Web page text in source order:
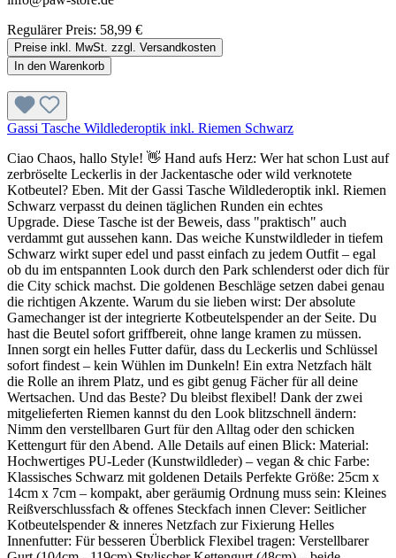
Regulärer Preis: 58,99 €
Preise inkl. MwSt. zzgl. Versandkosten
In den Warenkorb
Gassi Tasche Wildlederoptik inkl. Riemen Schwarz
Ciao Chaos, hallo Style! 👋 Hand aufs Herz: Wer hat schon Lust auf
zerbröselte Leckerlis in der Jackentasche oder wild verknotete
Kotbeutel? Eben. Mit der Gassi Tasche Wildlederoptik inkl. Riemen
Schwarz verpasst du deinen täglichen Runden ein echtes
Upgrade. Diese Tasche ist der Beweis, dass "praktisch" auch
verdammt gut aussehen kann. Das weiche Kunstwildleder in tiefem
Schwarz wirkt super edel und passt einfach zu jedem Outfit – egal
ob du im entspannten Look durch den Park schlenderst oder dich für
die City schick machst. Die goldenen Beschläge setzen dabei genau
die richtigen Akzente. Warum du sie lieben wirst: Der absolute
Gamechanger ist der integrierte Kotbeutelspender an der Seite. Du
hast die Beutel sofort griffbereit, ohne lange kramen zu müssen.
Innen sorgt ein helles Futter dafür, dass du Leckerlis und Schlüssel
sofort findest – kein Wühlen im Dunkeln! Ein extra Netzfach hält
die Rolle an ihrem Platz, und es gibt genug Fächer für all deine
Wertsachen. Und das Beste? Du bleibst flexibel! Dank der zwei
mitgelieferten Riemen kannst du den Look blitzschnell ändern:
Nimm den verstellbaren Gurt für den Alltag oder den schicken
Kettengurt für den Abend. Alle Details auf einen Blick: Material:
Hochwertiges PU-Leder (Kunstwildleder) – vegan & chic Farbe:
Klassisches Schwarz mit goldenen Details Perfekte Größe: 25cm x
14cm x 7cm – kompakt, aber geräumig Ordnung muss sein: Kleines
Reißverschlussfach & offenes Steckfach innen Clever: Seitlicher
Kotbeutelspender & inneres Netzfach zur Fixierung Helles
Innenfutter: Für besseren Überblick Flexibel tragen: Verstellbarer